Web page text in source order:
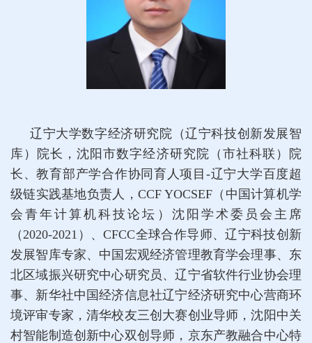
辽宁大学数字经济研究院（辽宁科技创新发展智
库）院长，沈阳市数字经济研究院（市社科联）院
长、教育部产学合作协同育人项目-辽宁大学百度超
级链实践基地负责人，CCF YOCSEF（中国计算机学
会青年计算机科技论坛）沈阳学术委员会主席
（2020-2021）、CFCC全球合作导师、辽宁科技创新
发展智库专家、中国宏观经济管理教育学会理事、东
北区域振兴研究中心研究员、辽宁省软件行业协会理
事、新华社中国经济信息社辽宁经济研究中心营商环
境评审专家，清华校友三创大赛创业导师，沈阳中关
村智能制造创新中心双创导师，京东产教融合中心特